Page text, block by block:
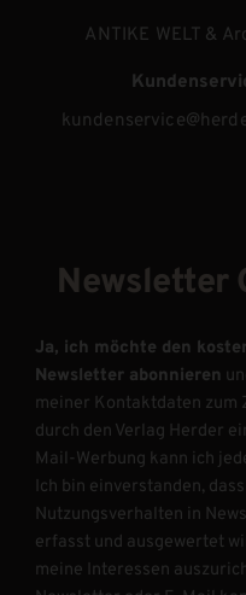
ANTIKE WELT &
Newsletter
Ja, ich möchte den
Newsletter abonnieren
meiner Kontaktdaten zum
durch den Verlag Herder
Mail-Werbung kann ich
Ich bin einverstanden,
Nutzungsverhalten in
erfasst und ausgewertet
meine Interessen